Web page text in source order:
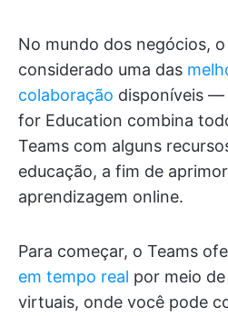
No mundo dos negócios,
considerado uma das
colaboração disponíveis —
for Education combina
Teams com alguns
educação, a fim de
aprendizagem online.
Para começar, o Teams
em tempo real por meio de
virtuais, onde você pode